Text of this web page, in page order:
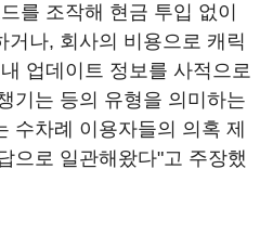
를 조작해 현금 투입 없이
거나, 회사의 비용으로 캐릭
업데이트 정보를 사적으로
기는 등의 유형을 의미하는
수차례 이용자들의 의혹 제
으로 일관해왔다"고 주장했